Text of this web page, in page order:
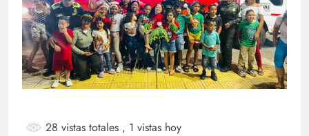
28 vistas totales , 1 vistas hoy